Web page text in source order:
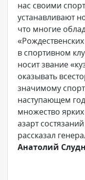
нас своими
устанавливают
что многие
в спортивном
носит звание
оказывать
значимому
наступающем
множество
азарт
рассказал
Анатолий